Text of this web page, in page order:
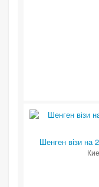
Шенген візи на